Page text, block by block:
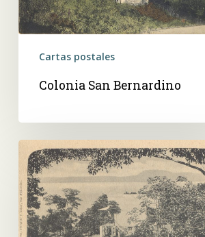
Cartas postales
Colonia San Bernardino
Bernardino.
Chalet
María